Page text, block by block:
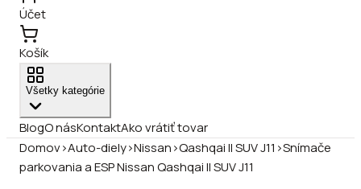
Účet
Košík
Všetky kategórie
BlogO násKontaktAko vrátiť tovar
Domov›Auto-diely›Nissan›Qashqai II SUV J11 ›Snímače
parkovania a ESP Nissan Qashqai II SUV J11